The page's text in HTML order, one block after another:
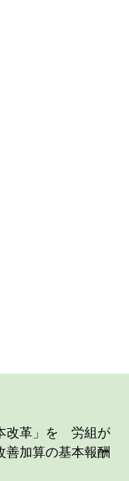
改革」を 労組が
加算の基本報酬